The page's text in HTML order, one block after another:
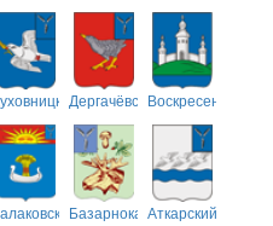
ДергачёвскийВоскресенский
Базарнокарабулакский
Аткарский